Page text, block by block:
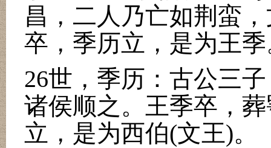
昌，二人乃亡如荆蛮
卒，季历立，是为王
26世，季历：古公三
诸侯顺之。王季卒，
立，是为西伯(文王)。